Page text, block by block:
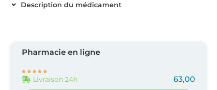
Description du médicament
Pharmacie en ligne
    
Livraison 24h 63,00